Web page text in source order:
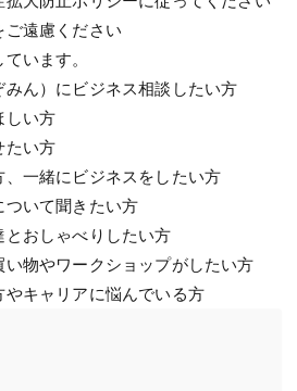
遠慮ください
います。
みん）にビジネス相談したい方
しい方
たい方
、一緒にビジネスをしたい方
ついて聞きたい方
とおしゃべりしたい方
い物やワークショップがしたい方
やキャリアに悩んでいる方